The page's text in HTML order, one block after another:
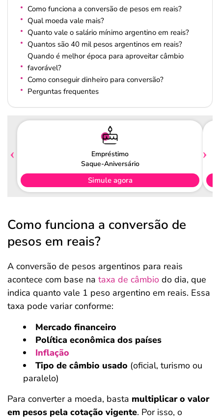
Como funciona a conversão de pesos em reais?
Qual moeda vale mais?
Quanto vale o salário mínimo argentino em reais?
Quantos são 40 mil pesos argentinos em reais?
Quando é melhor época para aproveitar câmbio
favorável?
Como conseguir dinheiro para conversão?
Perguntas frequentes
Empréstimo
Saque-Aniversário
Simule agora
Como funciona a conversão de
pesos em reais?
A conversão de pesos argentinos para reais
acontece com base na taxa de câmbio do dia, que
indica quanto vale 1 peso argentino em reais. Essa
taxa pode variar conforme:
Mercado financeiro
Política econômica dos países
Inflação
Tipo de câmbio usado (oficial, turismo ou
paralelo)
Para converter a moeda, basta multiplicar o valor
em pesos pela cotação vigente. Por isso, o